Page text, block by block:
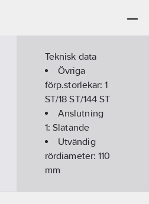
Teknisk data
Övriga
förp.storlekar:1
ST/18 ST/144 ST
Anslutning
1:Slätände
Utvändig
rördiameter:110
mm